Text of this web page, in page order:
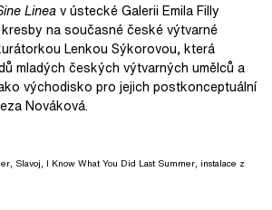
Lineav ústecké Galerii Emila Filly
na současné české výtvarné
Lenkou Sýkorovou, která
mladých českých výtvarných umělců a
východisko pro jejich postkonceptuální
Nováková.
Slavoj, I Know What You Did Last Summer, instalace z